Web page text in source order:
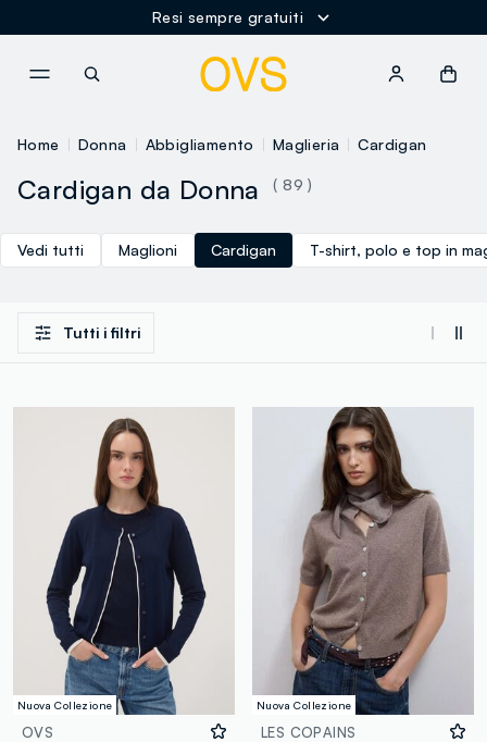
Resi sempre gratuiti
Home Donna Abbigliamento Maglieria Cardigan
Cardigan da Donna ( 89 )
Vedi tutti Maglioni Cardigan T-shirt, polo e top in
Tutti i filtri
Nuova Collezione
OVS
Nuova Collezione
LES COPAINS